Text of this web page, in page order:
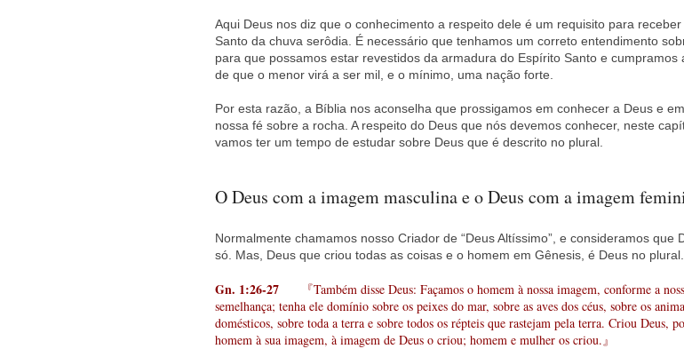
Aqui Deus nos diz que o conhecimento a respeito dele é um requisito para
Santo da chuva serôdia. É necessário que tenhamos um correto entendimento
para que possamos estar revestidos da armadura do Espírito Santo e cumpramos
de que o menor virá a ser mil, e o mínimo, uma nação forte.
Por esta razão, a Bíblia nos aconselha que prossigamos em conhecer a Deus e
nossa fé sobre a rocha. A respeito do Deus que nós devemos conhecer, neste
vamos ter um tempo de estudar sobre Deus que é descrito no plural.
O Deus com a imagem masculina e o Deus com a imagem
Normalmente chamamos nosso Criador de “Deus Altíssimo”, e consideramos que
só. Mas, Deus que criou todas as coisas e o homem em Gênesis, é Deus no plural.
Gn. 1:26-27
『Também disse Deus: Façamos o homem à nossa imagem, conforme a
semelhança; tenha ele domínio sobre os peixes do mar, sobre as aves dos céus, sobre os
domésticos, sobre toda a terra e sobre todos os répteis que rastejam pela terra. Criou Deus,
homem à sua imagem, à imagem de Deus o criou; homem e mulher os criou.』